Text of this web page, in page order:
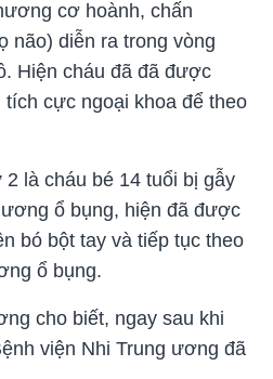
cơ hoành, chấn
não) diễn ra trong vòng
Hiện cháu đã đã được
cực ngoại khoa để theo
là cháu bé 14 tuổi bị gẫy
ổ bụng, hiện đã được
bó bột tay và tiếp tục theo
ổ bụng.
cho biết, ngay sau khi
viện Nhi Trung ương đã